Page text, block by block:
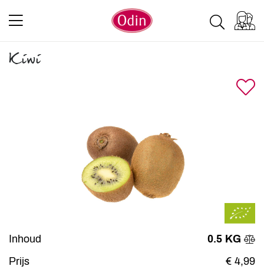
Kiwi
Inhoud
0.5 KG
Prijs
€ 4,99